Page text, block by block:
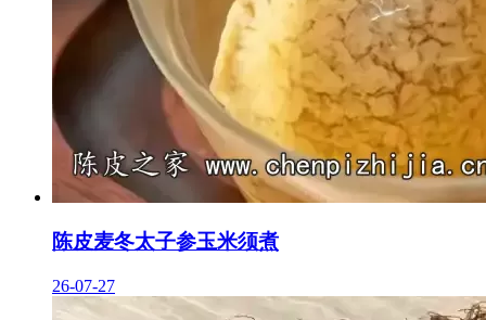
陈皮麦冬太子参玉米须煮
26-07-27